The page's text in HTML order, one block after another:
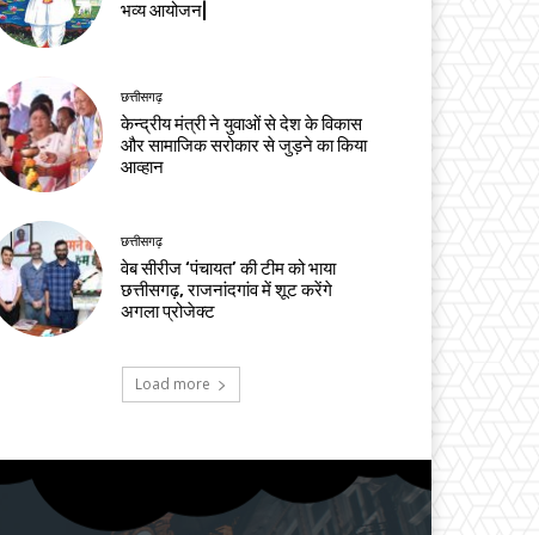
भव्य आयोजन|
छत्तीसगढ़
केन्द्रीय मंत्री ने युवाओं से देश के विकास
और सामाजिक सरोकार से जुड़ने का किया
आव्हान
छत्तीसगढ़
वेब सीरीज ‘पंचायत’ की टीम को भाया
छत्तीसगढ़, राजनांदगांव में शूट करेंगे
अगला प्रोजेक्ट
Load more